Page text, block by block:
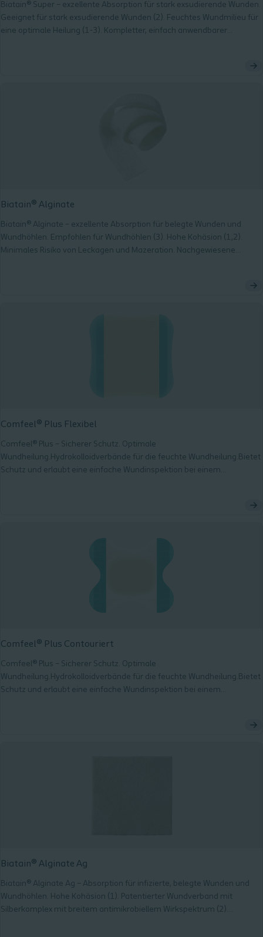
Biatain® Super – exzellente Absorption für stark exsudierende Wunden.
Geeignet für stark exsudierende Wunden (2). Feuchtes Wundmilieu für
eine optimale Heilung (1-3). Kompletter, einfach anwendbarer
Biatain® Alginate
Biatain® Alginate – exzellente Absorption für belegte Wunden und
Wundhöhlen. Empfohlen für Wundhöhlen (3). Hohe Kohäsion (1,2).
Minimales Risiko von Leckagen und Mazeration. Nachgewiesene
Comfeel® Plus Flexibel
Comfeel® Plus – Sicherer Schutz. Optimale
Wundheilung.Hydrokolloidverbände für die feuchte Wundheilung.Bietet
Schutz und erlaubt eine einfache Wundinspektion bei einem
Comfeel® Plus Contouriert
Comfeel® Plus – Sicherer Schutz. Optimale
Wundheilung.Hydrokolloidverbände für die feuchte Wundheilung.Bietet
Schutz und erlaubt eine einfache Wundinspektion bei einem
Biatain® Alginate Ag
Biatain® Alginate Ag – Absorption für infizierte, belegte Wunden und
Wundhöhlen. Hohe Kohäsion (1). Patentierter Wundverband mit
Silberkomplex mit breitem antimikrobiellem Wirkspektrum (2).